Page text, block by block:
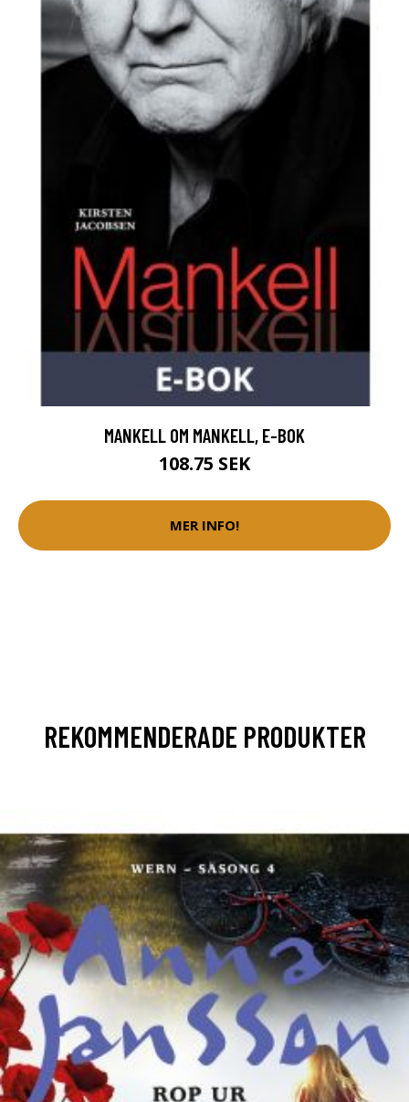
MANKELL OM MANKELL, E-BOK
108.75 SEK
MER INFO!
REKOMMENDERADE PRODUKTER